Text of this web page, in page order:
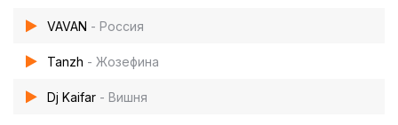
VAVAN - Россия
Tanzh - Жозефина
Dj Kaifar - Вишня